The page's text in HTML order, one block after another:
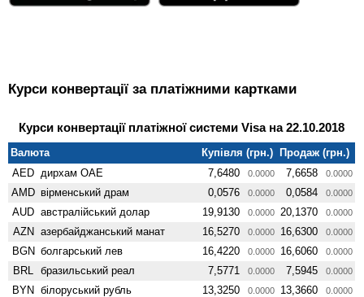
Курси конвертації за платіжними картками
Курси конвертації платіжної системи Visa на 22.10.2018
Валюта Купівля (грн.)
Продаж (грн.)
AED дирхам ОАЕ 7,6480 0.0000 7,6658 0.0000
AMD вiрменський драм 0,0576 0.0000 0,0584 0.0000
AUD австралійський долар 19,9130 0.0000 20,1370 0.0000
AZN азербайджанський манат 16,5270 0.0000 16,6300 0.0000
BGN болгарський лев 16,4220 0.0000 16,6060 0.0000
BRL бразильський реал 7,5771 0.0000 7,5945 0.0000
BYN білоруський рубль 13,3250 0.0000 13,3660 0.0000